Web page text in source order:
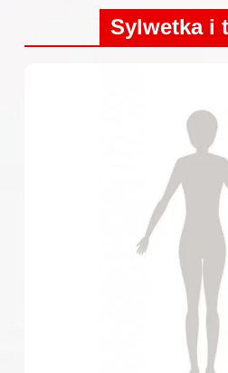
Sylwetka i